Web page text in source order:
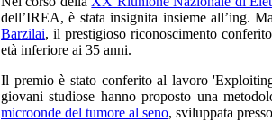
dell’IREA, è stata insignita insieme all’ing.
Barzilai, il prestigioso riconoscimento
età inferiore ai 35 anni.
Il premio è stato conferito al lavoro
giovani studiose hanno proposto una
microonde del tumore al seno, sviluppata